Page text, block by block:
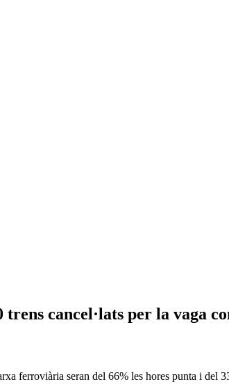
trens cancel·lats per la vaga
ferroviària seran del 66% les hores punta i del